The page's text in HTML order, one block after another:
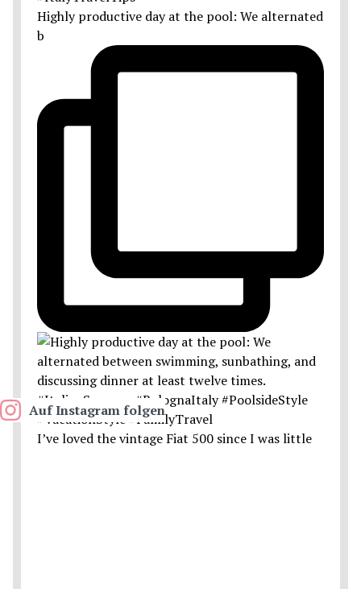
Highly productive day at the pool: We alternated
b
I’ve loved the vintage Fiat 500 since I was little
Auf Instagram folgen